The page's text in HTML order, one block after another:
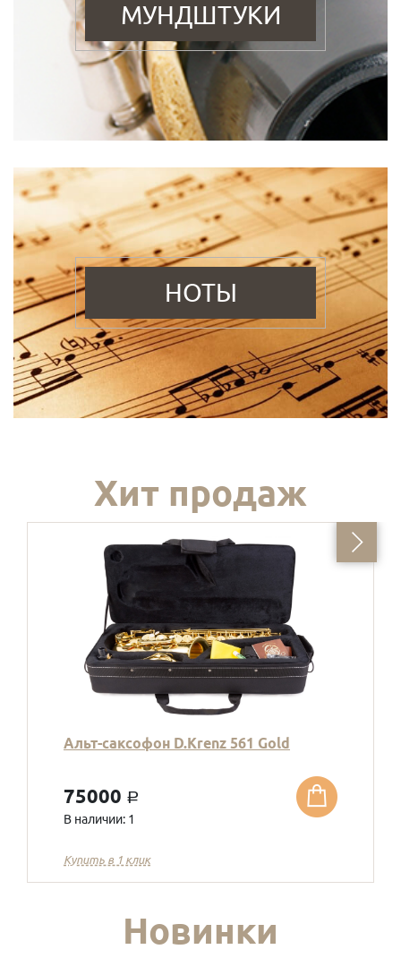
МУНДШТУКИ
НОТЫ
Хит продаж
Альт-саксофон D.Krenz 561 Gold
75000 a
В наличии: 1
Купить в 1 клик
Новинки